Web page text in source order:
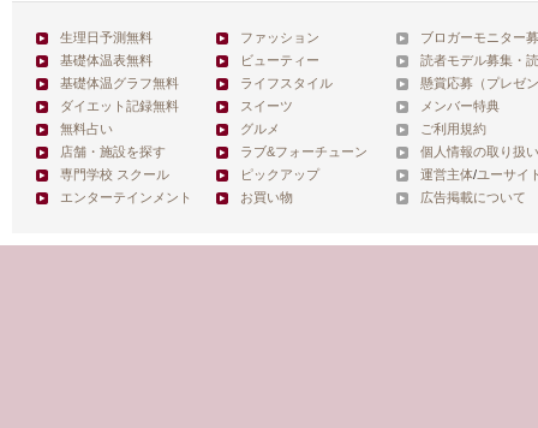
生理日予測無料
基礎体温表無料
基礎体温グラフ無料
ダイエット記録無料
無料占い
店舗・施設を探す
専門学校 スクール
エンターテインメント
ファッション
ビューティー
ライフスタイル
スイーツ
グルメ
ラブ&フォーチューン
ピックアップ
お買い物
ブロガーモニター
読者モデル募集・
懸賞応募（プレゼ
メンバー特典
ご利用規約
個人情報の取り扱
運営主体/ユーサイ
広告掲載について